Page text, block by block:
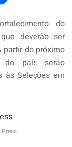
Share
do
deverão ser
partir do próximo
do país serão
às Seleções em